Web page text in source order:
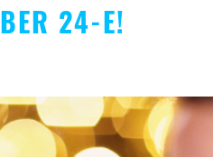
24-E!